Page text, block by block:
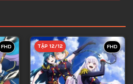
Tập 6
Tập 7
Tập 8
Tập 9
FHD FHD
TẬP 12/12